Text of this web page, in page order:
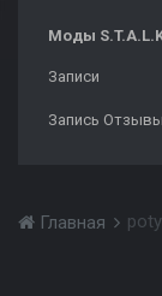
Моды
Записи
Запись Отзывы
Главная